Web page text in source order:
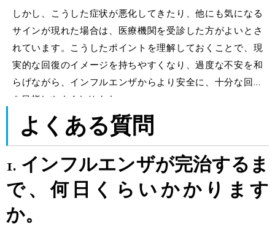
しかし、こうした症状が悪化してきたり、他にも気になる
サインが現れた場合は、医療機関を受診した方がよいとさ
れています。こうしたポイントを理解しておくことで、現
実的な回復のイメージを持ちやすくなり、過度な不安を和
らげながら、インフルエンザからより安全に、十分な回復
を目指しやすくなります。
よくある質問
1. インフルエンザが完治するま
で、何日 くらいかかります
か。